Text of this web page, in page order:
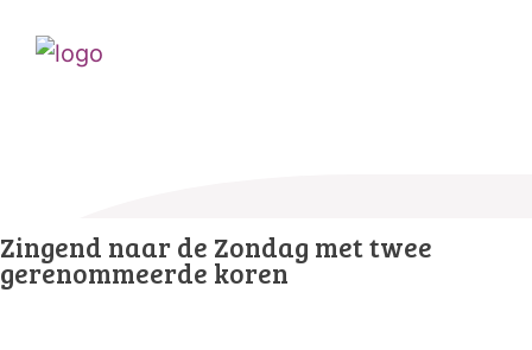
Zingend naar de Zondag met twee
gerenommeerde koren